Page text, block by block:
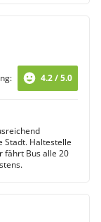
4.2 / 5.0
Stadt. Haltestelle
fährt Bus alle 20